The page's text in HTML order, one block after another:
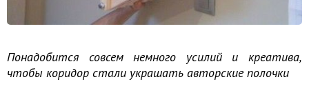
Понадобится совсем немного усилий и креатива,
чтобы коридор стали украшать авторские полочки